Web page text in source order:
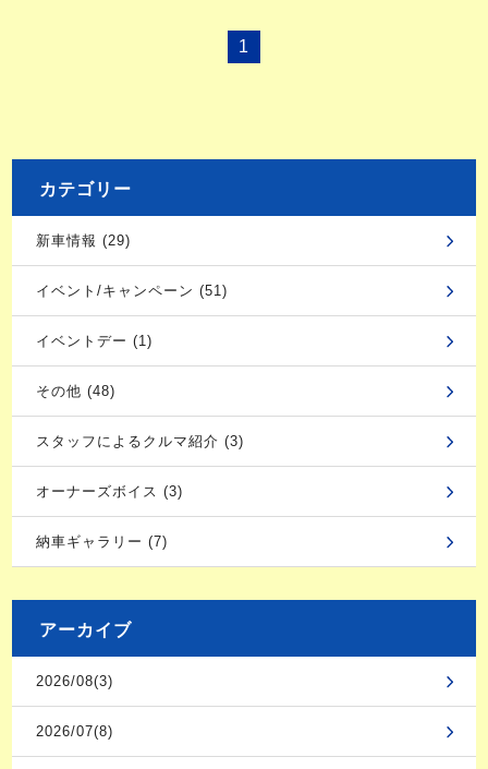
1
カテゴリー
新車情報 (29)
イベント/キャンペーン (51)
イベントデー (1)
その他 (48)
スタッフによるクルマ紹介 (3)
オーナーズボイス (3)
納車ギャラリー (7)
アーカイブ
2026/08(3)
2026/07(8)